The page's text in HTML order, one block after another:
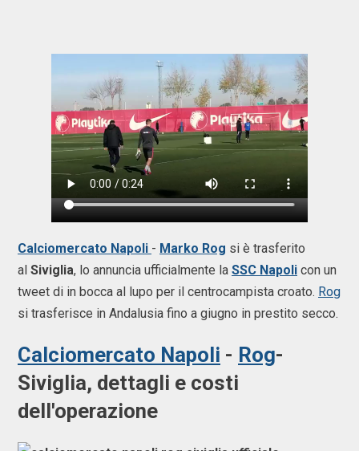
Calciomercato Napoli - Marko Rog si è trasferito
al Siviglia, lo annuncia ufficialmente la SSC Napoli con un
tweet di in bocca al lupo per il centrocampista croato. Rog
si trasferisce in Andalusia fino a giugno in prestito secco.
Calciomercato Napoli - Rog-
Siviglia, dettagli e costi
dell'operazione